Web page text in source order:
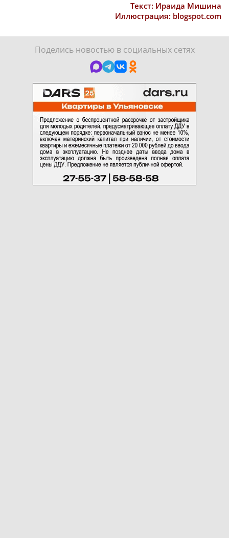
Текст: Ираида Мишина
Иллюстрация: blogspot.com
Поделись новостью в социальных сетях